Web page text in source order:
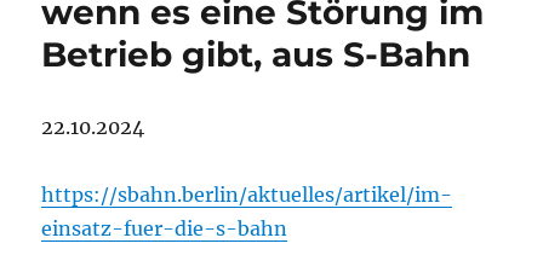
wenn es eine Störung im
Betrieb gibt, aus S-Bahn
22.10.2024
https://sbahn.berlin/aktuelles/artikel/im-
einsatz-fuer-die-s-bahn